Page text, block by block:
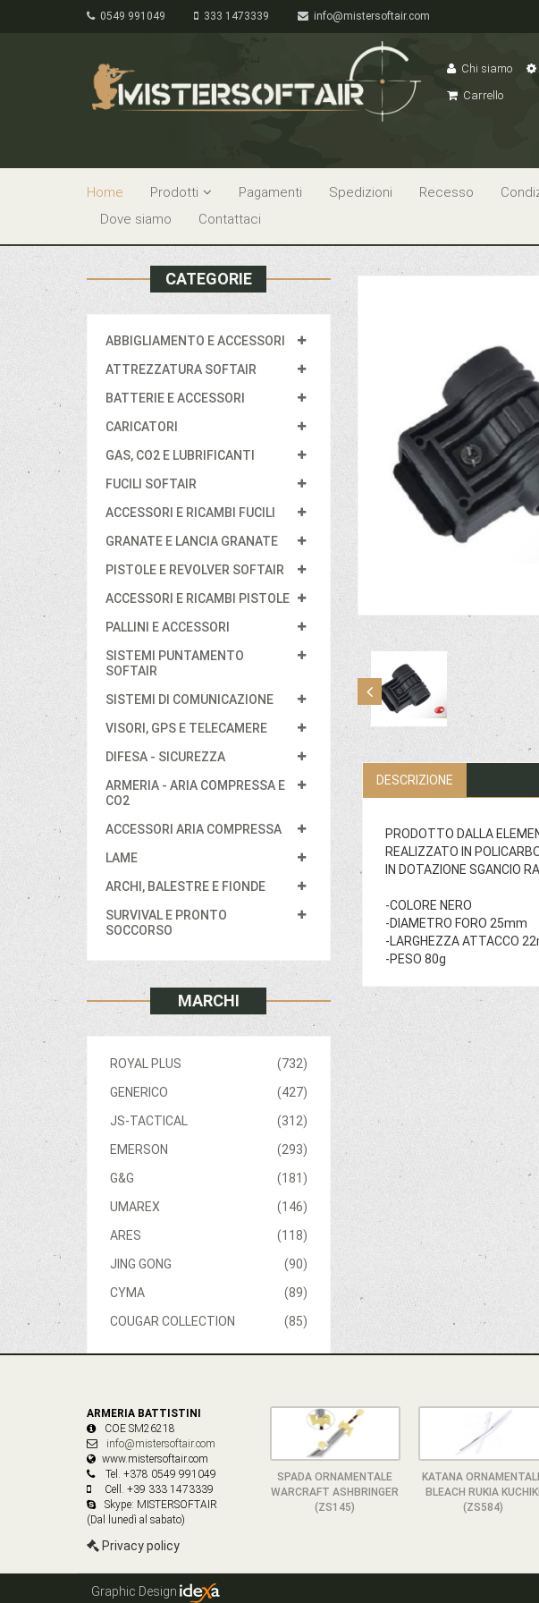
0549 991049 333 1473339 info@mistersoftair.com
Chi siamo
Carrello
Home Prodotti Pagamenti Spedizioni Recesso
Dove siamo
Contattaci
CATEGORIE
ABBIGLIAMENTO E ACCESSORI
ATTREZZATURA SOFTAIR
BATTERIE E ACCESSORI
CARICATORI
GAS, CO2 E LUBRIFICANTI
FUCILI SOFTAIR
ACCESSORI E RICAMBI FUCILI
GRANATE E LANCIA GRANATE
PISTOLE E REVOLVER SOFTAIR
ACCESSORI E RICAMBI PISTOLE
PALLINI E ACCESSORI
SISTEMI PUNTAMENTO
SOFTAIR
SISTEMI DI COMUNICAZIONE
VISORI, GPS E TELECAMERE
DIFESA - SICUREZZA
ARMERIA - ARIA COMPRESSA E
CO2
ACCESSORI ARIA COMPRESSA
LAME
ARCHI, BALESTRE E FIONDE
SURVIVAL E PRONTO
SOCCORSO
MARCHI
(732)
ROYAL PLUS
(427)
GENERICO
(312)
JS-TACTICAL
(293)
EMERSON
(181)
G&G
(146)
UMAREX
(118)
ARES
(90)
JING GONG
(89)
CYMA
(85)
COUGAR COLLECTION
DESCRIZIONE
PRODOTTO DALLA
REALIZZATO IN
IN DOTAZIONE SGANCIO
-COLORE NERO
-DIAMETRO FORO 25mm
-LARGHEZZA ATTACCO
-PESO 80g
ARMERIA BATTISTINI
COE SM26218
info@mistersoftair.com
www.mistersoftair.com
Tel. +378 0549 991049
Cell. +39 333 1473339
Skype: MISTERSOFTAIR
(Dal lunedì al sabato)
Privacy policy
SPADA ORNAMENTALE
WARCRAFT ASHBRINGER
(ZS145)
KATANA
BLEACH RUKIA KUCHIKI
(ZS584)
Graphic Design